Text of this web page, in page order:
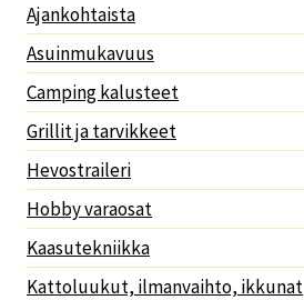
Ajankohtaista
Asuinmukavuus
Camping kalusteet
Grillit ja tarvikkeet
Hevostraileri
Hobby varaosat
Kaasutekniikka
Kattoluukut, ilmanvaihto, ikkunat